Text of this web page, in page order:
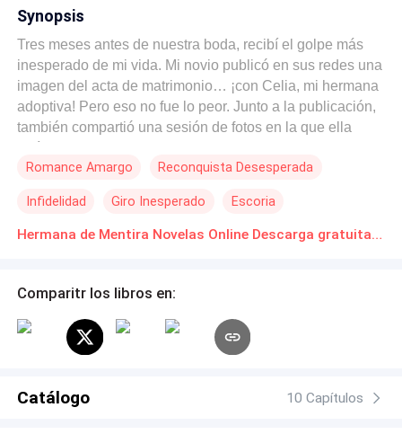
Synopsis
Tres meses antes de nuestra boda, recibí el golpe más
inesperado de mi vida. Mi novio publicó en sus redes una
imagen del acta de matrimonio… ¡con Celia, mi hermana
adoptiva! Pero eso no fue lo peor. Junto a la publicación,
también compartió una sesión de fotos en la que ella
rezaba: «Hoy oficialmente le damos la bienvenida a
comentarios aparecía el de Celia, el cual solo constaba
de un emoji de carita sonrojada. Y, como si eso aún no
disfruten su vida de pareja.» Y yo no aguanté. Mi corazón
viendo. Por lo que, lo único que pude escribir fue un
simple «¿?» en los comentarios. En cuestión de
me llamó para regañarme como si la equivocada fuera
Romance Amargo Reconquista Desesperada
Infidelidad Giro Inesperado Escoria
Hermana de Mentira Novelas Online Descarga gratuita de PDF
Comparitr los libros en:
Catálogo 10 Capítulos